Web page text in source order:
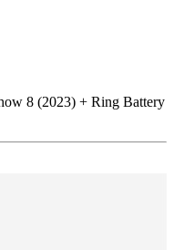
8 (2023) + Ring Battery